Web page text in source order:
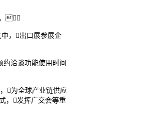

，出口展参展企
洽谈功能使用时间
为全球产业链供应
，发挥广交会等重